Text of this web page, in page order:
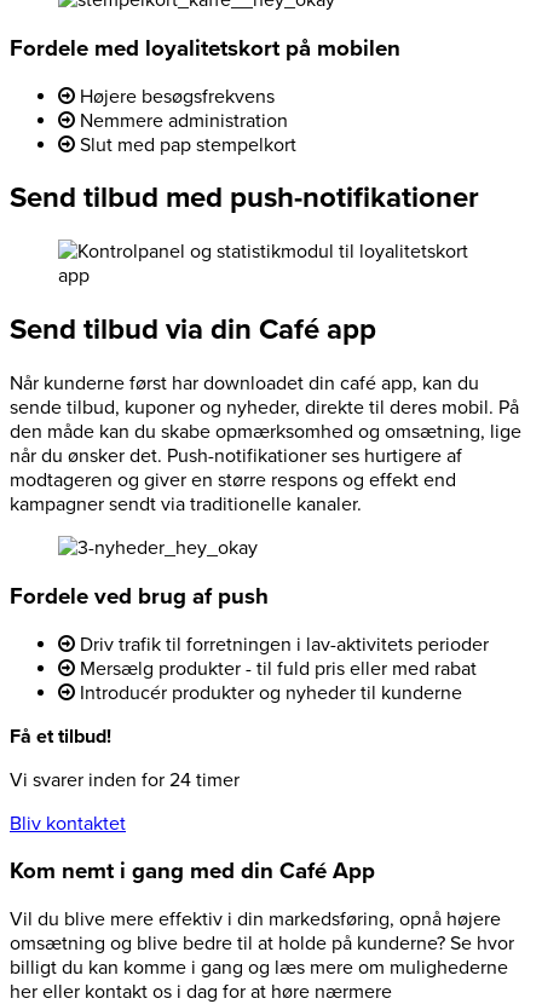
Fordele med loyalitetskort på mobilen
Højere besøgsfrekvens
Nemmere administration
Slut med pap stempelkort
Send tilbud med push-notifikationer
Send tilbud via din Café app
Når kunderne først har downloadet din café app, kan du
sende tilbud, kuponer og nyheder, direkte til deres mobil. På
den måde kan du skabe opmærksomhed og omsætning, lige
når du ønsker det. Push-notifikationer ses hurtigere af
modtageren og giver en større respons og effekt end
kampagner sendt via traditionelle kanaler.
Fordele ved brug af push
Driv trafik til forretningen i lav-aktivitets perioder
Mersælg produkter - til fuld pris eller med rabat
Introducér produkter og nyheder til kunderne
Få et tilbud!
Vi svarer inden for 24 timer
Bliv kontaktet
Kom nemt i gang med din Café App
Vil du blive mere effektiv i din markedsføring, opnå højere
omsætning og blive bedre til at holde på kunderne? Se hvor
billigt du kan komme i gang og læs mere om mulighederne
her eller kontakt os i dag for at høre nærmere